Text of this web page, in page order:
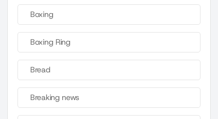
Boxing
Boxing Ring
Bread
Breaking news